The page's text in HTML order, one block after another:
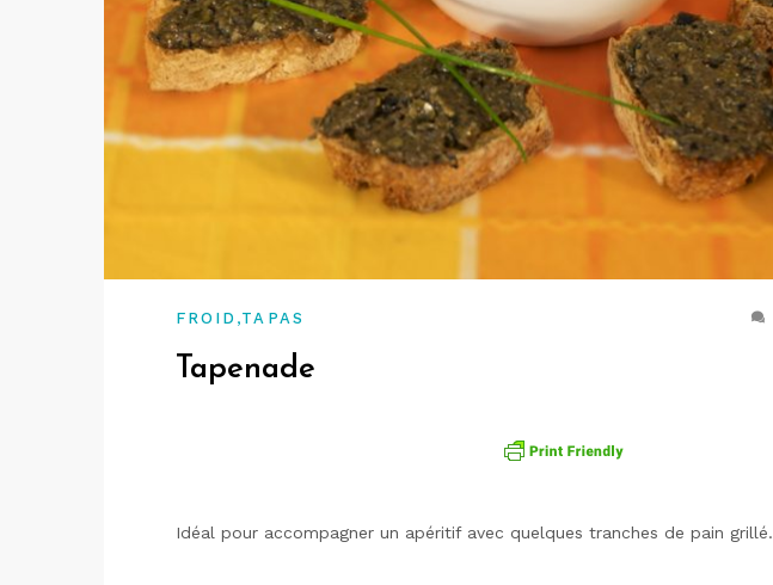
FROID ,TAPAS
Tapenade
Idéal pour accompagner un apéritif avec quelques tranches de pain grillé.